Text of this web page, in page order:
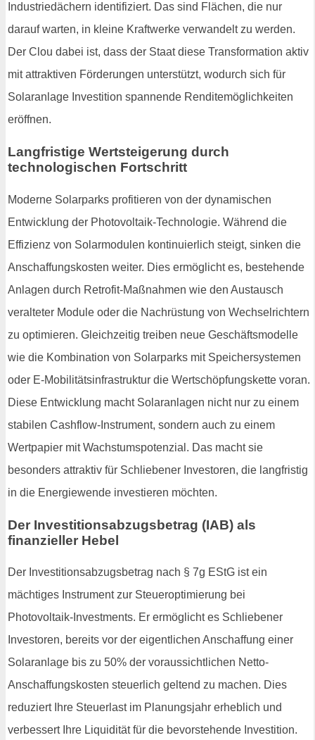
Industriedächern identifiziert. Das sind Flächen, die nur
darauf warten, in kleine Kraftwerke verwandelt zu werden.
Der Clou dabei ist, dass der Staat diese Transformation aktiv
mit attraktiven Förderungen unterstützt, wodurch sich für
Solaranlage Investition spannende Renditemöglichkeiten
eröffnen.
Langfristige Wertsteigerung durch
technologischen Fortschritt
Moderne Solarparks profitieren von der dynamischen
Entwicklung der Photovoltaik-Technologie. Während die
Effizienz von Solarmodulen kontinuierlich steigt, sinken die
Anschaffungskosten weiter. Dies ermöglicht es, bestehende
Anlagen durch Retrofit-Maßnahmen wie den Austausch
veralteter Module oder die Nachrüstung von Wechselrichtern
zu optimieren. Gleichzeitig treiben neue Geschäftsmodelle
wie die Kombination von Solarparks mit Speichersystemen
oder E-Mobilitätsinfrastruktur die Wertschöpfungskette voran.
Diese Entwicklung macht Solaranlagen nicht nur zu einem
stabilen Cashflow-Instrument, sondern auch zu einem
Wertpapier mit Wachstumspotenzial. Das macht sie
besonders attraktiv für Schliebener Investoren, die langfristig
in die Energiewende investieren möchten.
Der Investitionsabzugsbetrag (IAB) als
finanzieller Hebel
Der Investitionsabzugsbetrag nach § 7g EStG ist ein
mächtiges Instrument zur Steueroptimierung bei
Photovoltaik-Investments. Er ermöglicht es Schliebener
Investoren, bereits vor der eigentlichen Anschaffung einer
Solaranlage bis zu 50% der voraussichtlichen Netto-
Anschaffungskosten steuerlich geltend zu machen. Dies
reduziert Ihre Steuerlast im Planungsjahr erheblich und
verbessert Ihre Liquidität für die bevorstehende Investition.